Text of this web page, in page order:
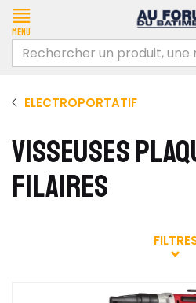
Menu
ELECTROPORTATIF
VISSEUSES
FILAIRES